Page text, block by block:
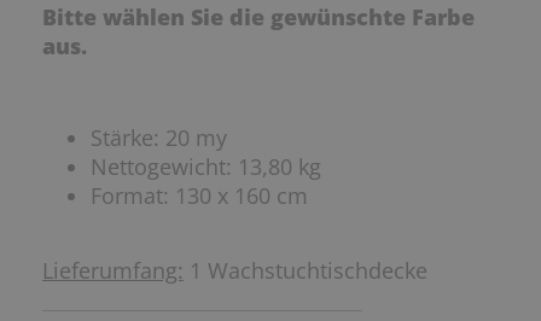
Bitte wählen Sie die gewünschte Farbe
aus.
Stärke: 20 my
Nettogewicht: 13,80 kg
Format: 130 x 160 cm
Lieferumfang: 1 Wachstuchtischdecke